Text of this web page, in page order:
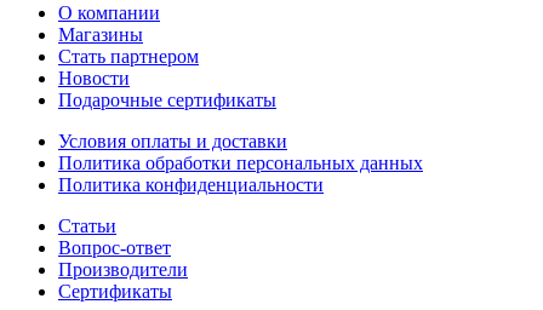
О компании
Магазины
Стать партнером
Новости
Подарочные сертификаты
Условия оплаты и доставки
Политика обработки персональных данных
Политика конфиденциальности
Статьи
Вопрос-ответ
Производители
Сертификаты